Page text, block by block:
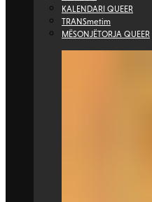
KALENDARI QUEER
TRANSmetim
MËSONJËTORJA QUEER